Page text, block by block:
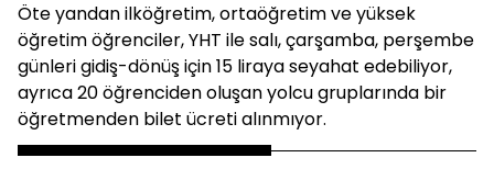
Öte yandan ilköğretim, ortaöğretim ve yüksek
öğretim öğrenciler, YHT ile salı, çarşamba, perşembe
günleri gidiş-dönüş için 15 liraya seyahat edebiliyor,
ayrıca 20 öğrenciden oluşan yolcu gruplarında bir
öğretmenden bilet ücreti alınmıyor.